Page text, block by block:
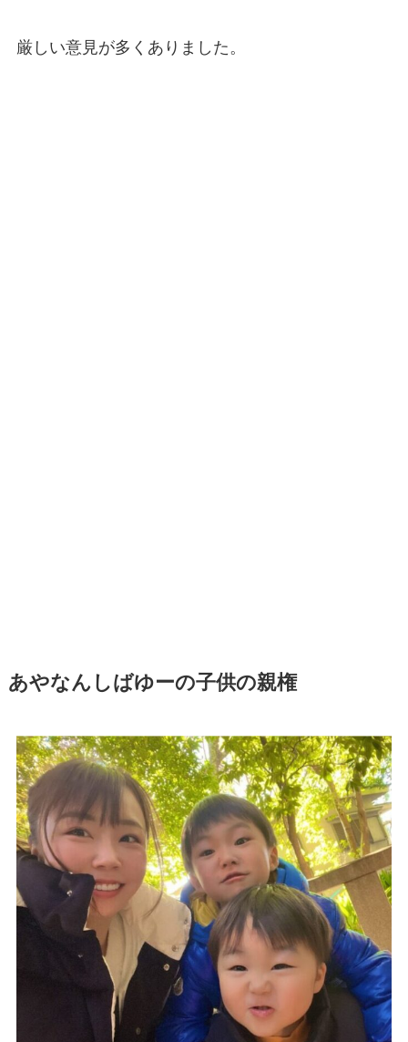
厳しい意見が多くありました。
あやなんしばゆーの子供の親権